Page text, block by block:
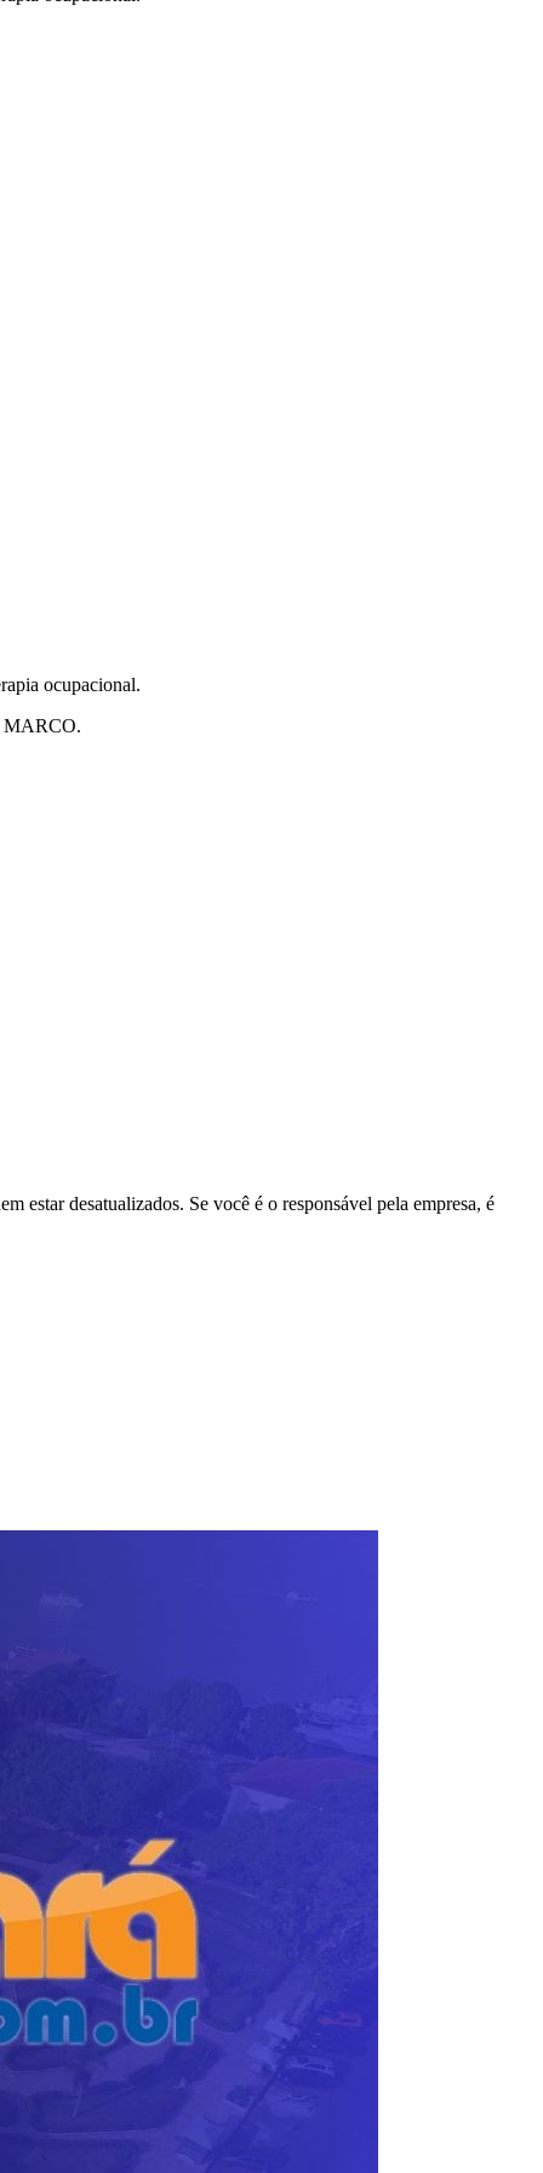
ocupacional.
MARCO.
estar desatualizados. Se você é o responsável pela empresa, é